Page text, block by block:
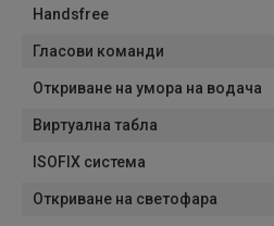
Handsfree
Гласови команди
Откриване на умора на водача
Виртуална табла
ISOFIX система
Откриване на светофара